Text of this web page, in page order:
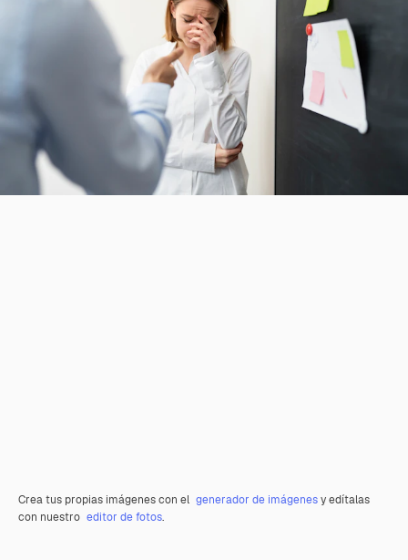
Crea tus propias imágenes con el generador de imágenesy edítalas
con nuestro editor de fotos.